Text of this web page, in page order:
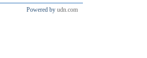
Powered by udn.com